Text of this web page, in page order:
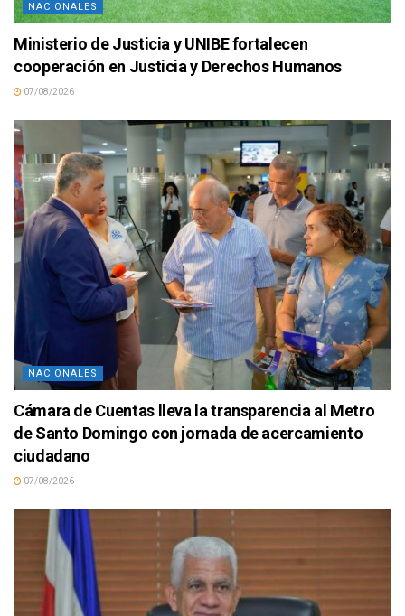
NACIONALES
Ministerio de Justicia y UNIBE fortalecen
cooperación en Justicia y Derechos Humanos
07/08/2026
NACIONALES
Cámara de Cuentas lleva la transparencia al Metro
de Santo Domingo con jornada de acercamiento
ciudadano
07/08/2026